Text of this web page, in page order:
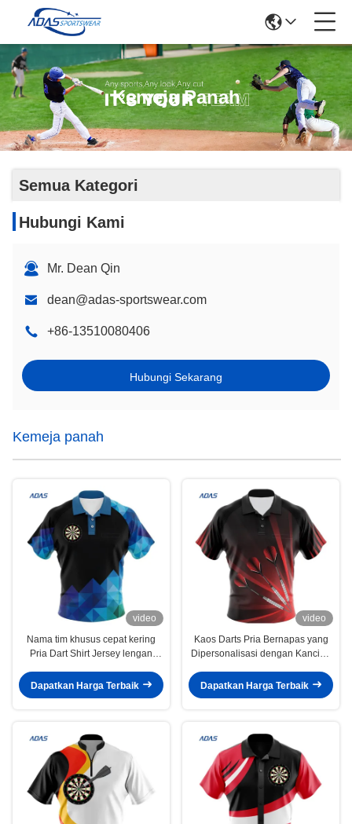
Kemeja Panah
Semua Kategori
Hubungi Kami
Mr. Dean Qin
dean@adas-sportswear.com
+86-13510080406
Hubungi Sekarang
Kemeja panah
video
Nama tim khusus cepat kering
Pria Dart Shirt Jersey lengan
Dapatkan Harga Terbaik
video
Kaos Darts Pria Bernapas yang
Dipersonalisasi dengan Kancing
Dapatkan Harga Terbaik